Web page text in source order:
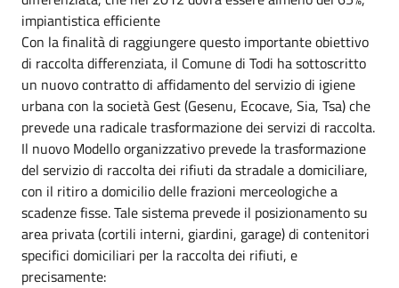
impiantistica efficiente
Con la finalità di raggiungere questo importante obiettivo
di raccolta differenziata, il Comune di Todi ha sottoscritto
un nuovo contratto di affidamento del servizio di igiene
urbana con la società Gest (Gesenu, Ecocave, Sia, Tsa) che
prevede una radicale trasformazione dei servizi di raccolta.
Il nuovo Modello organizzativo prevede la trasformazione
del servizio di raccolta dei rifiuti da stradale a domiciliare,
con il ritiro a domicilio delle frazioni merceologiche a
scadenze fisse. Tale sistema prevede il posizionamento su
area privata (cortili interni, giardini, garage) di contenitori
specifici domiciliari per la raccolta dei rifiuti, e
precisamente: